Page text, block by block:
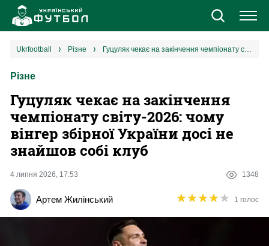
Новини
Єврокубки
УПЛ
Різне
ukrfootball різне Гуцуляк чекає на закінчення чемпіонату світу-2026: чому вінгер збірної України досі не знайшов собі клуб
Різне
Гуцуляк чекає на закінчення
чемпіонату світу-2026: чому
вінгер збірної України досі не
знайшов собі клуб
4 липня 2026, 17:53 1348
Артем Жилінський ★★★★★
★★★★★ 1 голос